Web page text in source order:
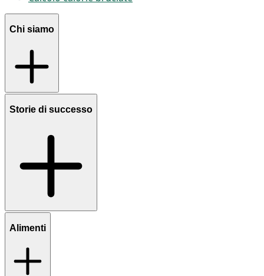
Chi siamo
Storie di successo
Alimenti